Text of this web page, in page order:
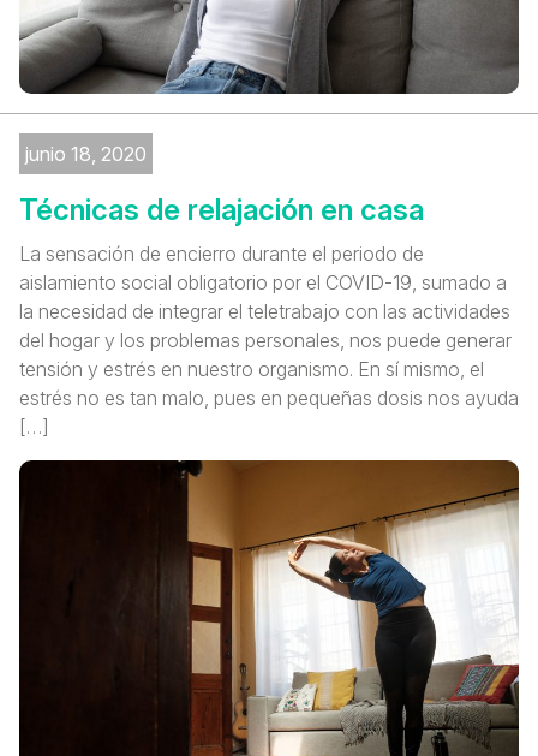
junio 18, 2020
Técnicas de relajación en casa
La sensación de encierro durante el periodo de
aislamiento social obligatorio por el COVID-19, sumado a
la necesidad de integrar el teletrabajo con las actividades
del hogar y los problemas personales, nos puede generar
tensión y estrés en nuestro organismo. En sí mismo, el
estrés no es tan malo, pues en pequeñas dosis nos ayuda
[…]